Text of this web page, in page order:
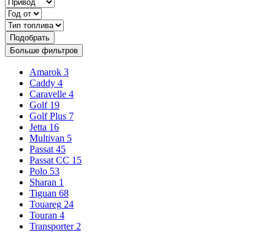
Подобрать
Больше фильтров
Amarok 3
Caddy 4
Caravelle 4
Golf 19
Golf Plus 7
Jetta 16
Multivan 5
Passat 45
Passat CC 15
Polo 53
Sharan 1
Tiguan 68
Touareg 24
Touran 4
Transporter 2